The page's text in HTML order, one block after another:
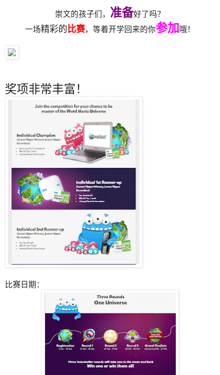
崇文的孩子们， 准备好了吗？
一场精彩的比赛，等着开学回来的你参加 哦！
奖项非常丰富！
比赛日期：